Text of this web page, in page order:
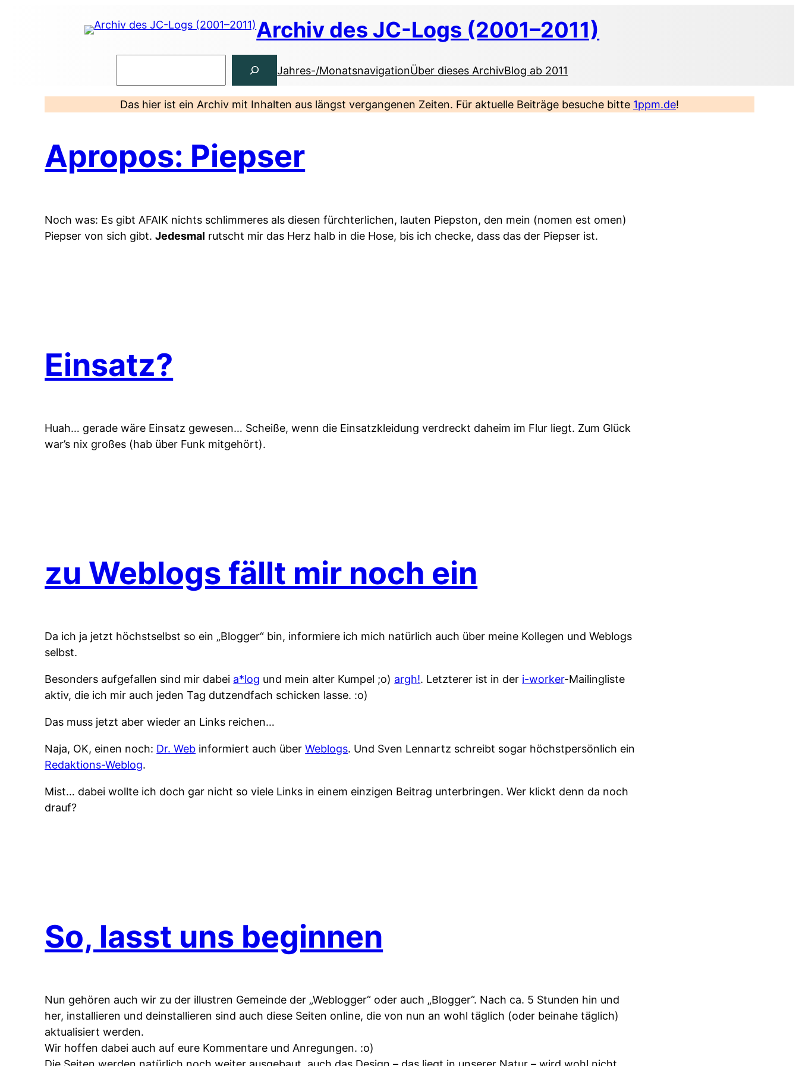
Archiv des JC-Logs (2001–2011)
Jahres-/MonatsnavigationÜber dieses ArchivBlog ab 2011
Das hier ist ein Archiv mit Inhalten aus längst vergangenen Zeiten. Für aktuelle Beiträge besuche bitte 1ppm.de!
Apropos: Piepser
Noch was: Es gibt AFAIK nichts schlimmeres als diesen fürchterlichen, lauten Piepston, den mein (nomen est omen)
Piepser von sich gibt.Jedesmal rutscht mir das Herz halb in die Hose, bis ich checke, dass das der Piepser ist.
Einsatz?
Huah… gerade wäre Einsatz gewesen… Scheiße, wenn die Einsatzkleidung verdreckt daheim im Flur liegt. Zum Glück
war’s nix großes (hab über Funk mitgehört).
zu Weblogs fällt mir noch ein
Da ich ja jetzt höchstselbst so ein „Blogger“ bin, informiere ich mich natürlich auch über meine Kollegen und Weblogs
selbst.
Besonders aufgefallen sind mir dabei a*log und mein alter Kumpel ;o) argh!. Letzterer ist in der i-worker-Mailingliste
aktiv, die ich mir auch jeden Tag dutzendfach schicken lasse. :o)
Das muss jetzt aber wieder an Links reichen…
Naja, OK, einen noch: Dr. Web informiert auch überWeblogs. Und Sven Lennartz schreibt sogar höchstpersönlich ein
Redaktions-Weblog.
Mist… dabei wollte ich doch gar nicht so viele Links in einem einzigen Beitrag unterbringen. Wer klickt denn da noch
drauf?
So, lasst uns beginnen
Nun gehören auch wir zu der illustren Gemeinde der „Weblogger“ oder auch „Blogger“. Nach ca. 5 Stunden hin und
her, installieren und deinstallieren sind auch diese Seiten online, die von nun an wohl täglich (oder beinahe täglich)
aktualisiert werden.
Wir hoffen dabei auch auf eure Kommentare und Anregungen. :o)